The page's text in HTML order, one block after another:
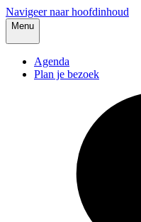
Navigeer naar hoofdinhoud
Menu
Agenda
Plan je bezoek